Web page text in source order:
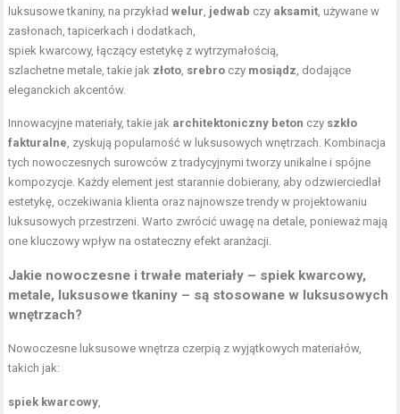
luksusowe tkaniny, na przykładwelur, jedwab czy aksamit, używane w
zasłonach, tapicerkach i dodatkach,
spiek kwarcowy, łączący estetykę z wytrzymałością,
szlachetne metale, takie jak złoto, srebro czy mosiądz, dodające
eleganckich akcentów.
Innowacyjne materiały, takie jak architektoniczny beton czy szkło
fakturalne, zyskują popularność w luksusowych wnętrzach. Kombinacja
tych nowoczesnych surowców z tradycyjnymi tworzy unikalne i spójne
kompozycje. Każdy element jest starannie dobierany, aby odzwierciedlał
estetykę, oczekiwania klienta oraz najnowsze trendy w projektowaniu
luksusowych przestrzeni. Warto zwrócić uwagę na detale, ponieważ mają
one kluczowy wpływ na ostateczny efekt aranżacji.
Jakie nowoczesne i trwałe materiały – spiek kwarcowy,
metale, luksusowe tkaniny – są stosowane w luksusowych
wnętrzach?
Nowoczesne luksusowe wnętrza czerpią z wyjątkowych materiałów,
takich jak:
spiek kwarcowy,